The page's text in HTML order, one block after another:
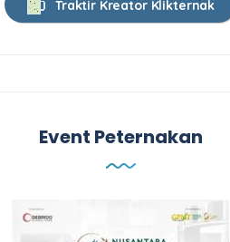
Traktir Kreator Klikternak
Event Peternakan